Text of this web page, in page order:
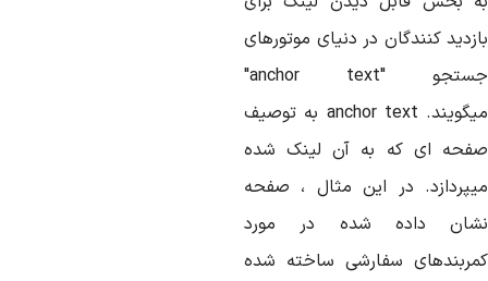
کنندگان در دنیای موتورهای
جستجو "anchor text"
میگویند. anchor text به توصیف
ای که به آن لینک شده
در این مثال ، صفحه
داده شده در مورد
سفارشی ساخته شده